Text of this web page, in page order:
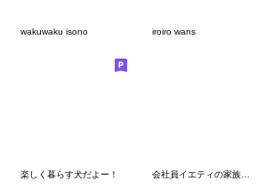
wakuwaku isono iroiro wans
楽しく暮らす犬だよー！ 会社員イエティの家族連絡/待ち合わせ用